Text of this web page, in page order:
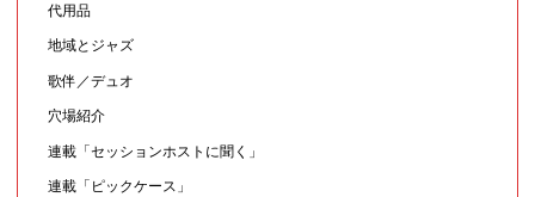
代用品
地域とジャズ
歌伴／デュオ
穴場紹介
連載「セッションホストに聞く」
連載「ピックケース」